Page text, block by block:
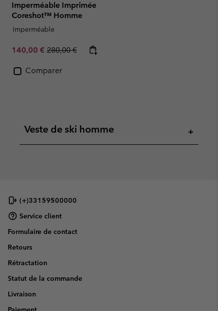
Imperméable Imprimée
Coreshot™ Homme
Imperméable
Sale price:
140,00 € Regular price:
280,00 €
Comparer
Veste de ski homme +
(+)33159500000
Service client
Formulaire de contact
Retours
Rétractation
Statut de la commande
Livraison